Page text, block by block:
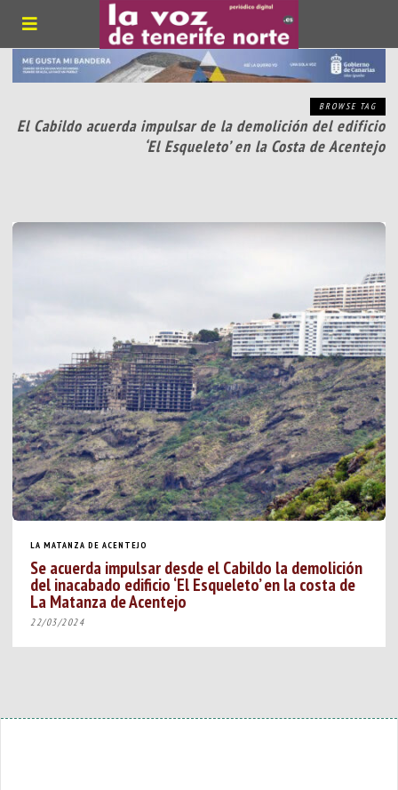
BROWSE TAG
El Cabildo acuerda impulsar de la demolición del edificio
‘El Esqueleto’ en la Costa de Acentejo
LA MATANZA DE ACENTEJO
Se acuerda impulsar desde el Cabildo la demolición
del inacabado edificio ‘El Esqueleto’ en la costa de
La Matanza de Acentejo
22/03/2024